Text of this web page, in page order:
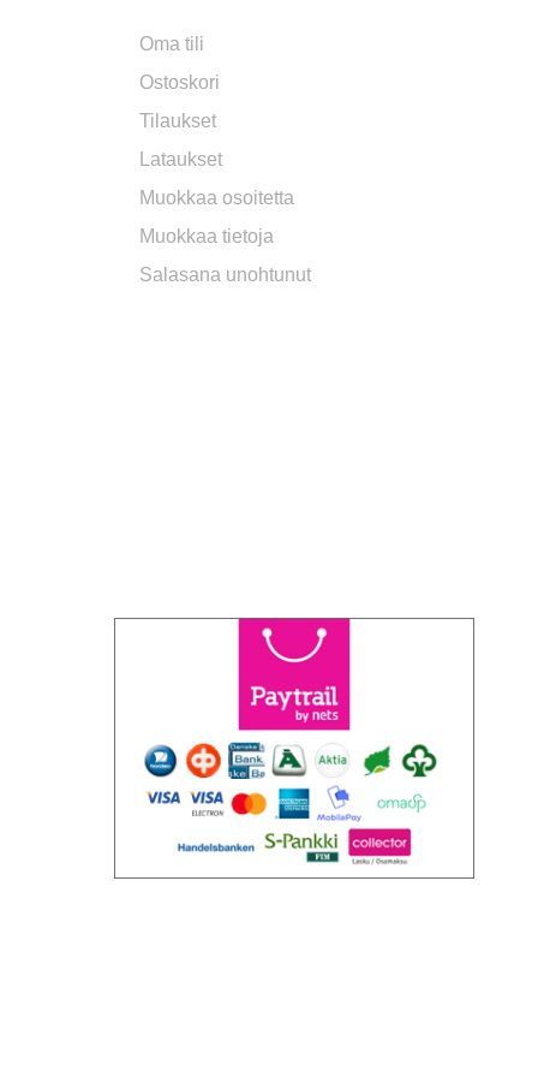
Oma tili
Ostoskori
Tilaukset
Lataukset
Muokkaa osoitetta
Muokkaa tietoja
Salasana unohtunut